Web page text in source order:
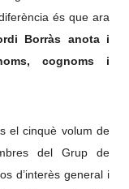
és que ara
Borràs anota i
cognoms i
el cinquè volum de
del Grup de
d’interès general i